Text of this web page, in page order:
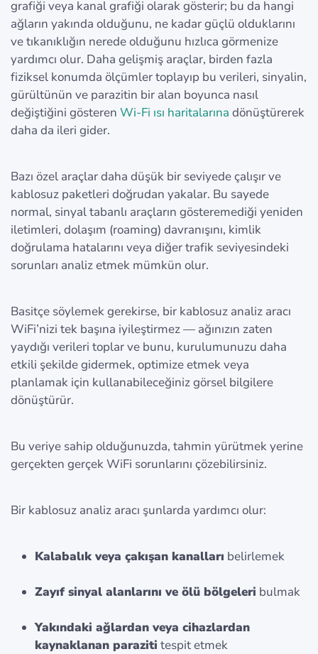
grafiği veya kanal grafiği olarak gösterir; bu da hangi
ağların yakında olduğunu, ne kadar güçlü olduklarını
ve tıkanıklığın nerede olduğunu hızlıca görmenize
yardımcı olur. Daha gelişmiş araçlar, birden fazla
fiziksel konumda ölçümler toplayıp bu verileri, sinyalin,
gürültünün ve parazitin bir alan boyunca nasıl
değiştiğini gösteren Wi‑Fi ısı haritalarına dönüştürerek
daha da ileri gider.
Bazı özel araçlar daha düşük bir seviyede çalışır ve
kablosuz paketleri doğrudan yakalar. Bu sayede
normal, sinyal tabanlı araçların gösteremediği yeniden
iletimleri, dolaşım (roaming) davranışını, kimlik
doğrulama hatalarını veya diğer trafik seviyesindeki
sorunları analiz etmek mümkün olur.
Basitçe söylemek gerekirse, bir kablosuz analiz aracı
WiFi’nizi tek başına iyileştirmez — ağınızın zaten
yaydığı verileri toplar ve bunu, kurulumunuzu daha
etkili şekilde gidermek, optimize etmek veya
planlamak için kullanabileceğiniz görsel bilgilere
dönüştürür.
Bu veriye sahip olduğunuzda, tahmin yürütmek yerine
gerçekten gerçek WiFi sorunlarını çözebilirsiniz.
Bir kablosuz analiz aracı şunlarda yardımcı olur:
Kalabalık veya çakışan kanalları belirlemek
Zayıf sinyal alanlarını ve ölü bölgeleri bulmak
Yakındaki ağlardan veya cihazlardan
kaynaklanan paraziti tespit etmek